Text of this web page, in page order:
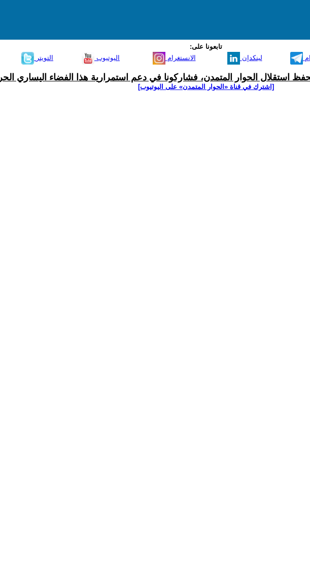
تابعونا على:
التويتر اليوتيوب الانستغرام لينكدإن
استقلال الحوار المتمدن، فشاركونا في دعم استمرارية هذا الفضاء اليساري الحر
[اشترك في قناة ‫«الحوار المتمدن» على اليوتيوب]